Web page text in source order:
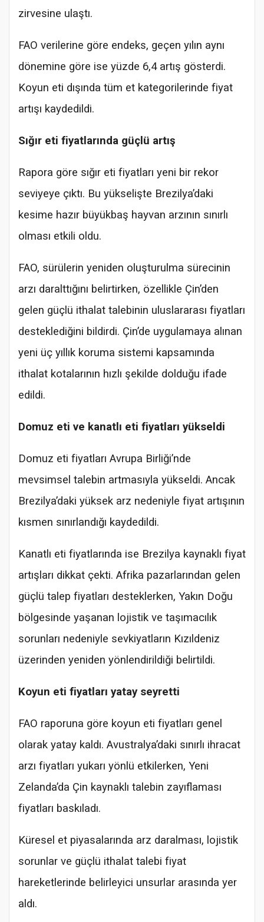
zirvesine ulaştı.
FAO verilerine göre endeks, geçen yılın aynı
dönemine göre ise yüzde 6,4 artış gösterdi.
Koyun eti dışında tüm et kategorilerinde fiyat
artışı kaydedildi.
Sığır eti fiyatlarında güçlü artış
Rapora göre sığır eti fiyatları yeni bir rekor
seviyeye çıktı. Bu yükselişte Brezilya’daki
kesime hazır büyükbaş hayvan arzının sınırlı
olması etkili oldu.
FAO, sürülerin yeniden oluşturulma sürecinin
arzı daralttığını belirtirken, özellikle Çin’den
gelen güçlü ithalat talebinin uluslararası fiyatları
desteklediğini bildirdi. Çin’de uygulamaya alınan
yeni üç yıllık koruma sistemi kapsamında
ithalat kotalarının hızlı şekilde dolduğu ifade
edildi.
Domuz eti ve kanatlı eti fiyatları yükseldi
Domuz eti fiyatları Avrupa Birliği’nde
mevsimsel talebin artmasıyla yükseldi. Ancak
Brezilya’daki yüksek arz nedeniyle fiyat artışının
kısmen sınırlandığı kaydedildi.
Kanatlı eti fiyatlarında ise Brezilya kaynaklı fiyat
artışları dikkat çekti. Afrika pazarlarından gelen
güçlü talep fiyatları desteklerken, Yakın Doğu
bölgesinde yaşanan lojistik ve taşımacılık
sorunları nedeniyle sevkiyatların Kızıldeniz
üzerinden yeniden yönlendirildiği belirtildi.
Koyun eti fiyatları yatay seyretti
FAO raporuna göre koyun eti fiyatları genel
olarak yatay kaldı. Avustralya’daki sınırlı ihracat
arzı fiyatları yukarı yönlü etkilerken, Yeni
Zelanda’da Çin kaynaklı talebin zayıflaması
fiyatları baskıladı.
Küresel et piyasalarında arz daralması, lojistik
sorunlar ve güçlü ithalat talebi fiyat
hareketlerinde belirleyici unsurlar arasında yer
aldı.